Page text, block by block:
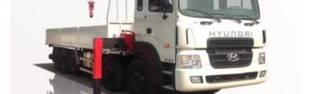
Lốp xe
Hệ thống phanh
Hệ thống lái
Video đánh giá xe tải Hino FG8JPSB gắn cẩu
Tadano